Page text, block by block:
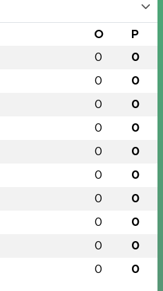
O P
0 0
0 0
0 0
0 0
0 0
0 0
0 0
0 0
0 0
0 0